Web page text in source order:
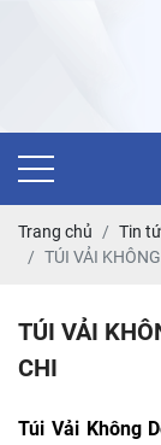
Trang chủ
Tin
TÚI VẢI
TÚI VẢI
CHI
Túi Vải Không